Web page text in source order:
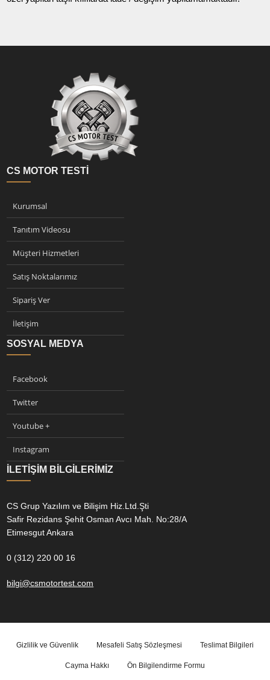
CS MOTOR TESTI
Kurumsal
Tanıtım Videosu
Müşteri Hizmetleri
Satış Noktalarımız
Sipariş Ver
İletişim
SOSYAL MEDYA
Facebook
Twitter
Youtube +
Instagram
İLETIŞIM BILGILERIMIZ
CS Grup Yazılım ve Bilişim Hiz.Ltd.Şti
Safir Rezidans Şehit Osman Avcı Mah. No:28/A
Etimesgut Ankara
0 (312) 220 00 16
bilgi@csmotortest.com
Gizlilik ve Güvenlik Mesafeli Satış Sözleşmesi Teslimat Bilgileri
Cayma Hakkı Ön Bilgilendirme Formu